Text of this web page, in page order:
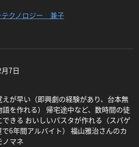
テクノロジー 兼子
7日
えが早い（即興劇の経験があり、台本無
語を作れる） 帰宅途中など、数時間の徒
できる おいしいパスタが作れる（スパゲ
で6年間アルバイト） 福山雅治さんのカ
ノマネ